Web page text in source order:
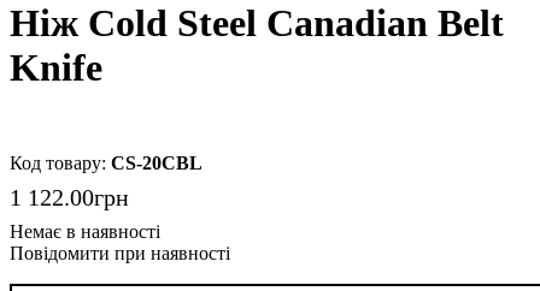
Ніж Cold Steel Canadian Belt
Knife
CS-20CBL
1 122.00грн
Повідомити при наявності